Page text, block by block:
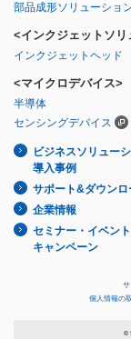
部品成形ソリューショ
<インクジェットソリ
インクジェットヘッド
<マイクロデバイス>
半導体
センシングデバイス
ビジネスソリュー
導入事例
サポート&ダウンロ
企業情報
セミナー・イベント
キャンペーン
個人情報の
©